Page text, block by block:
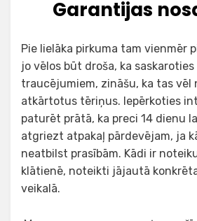
Garantijas
Pie lielāka pirkuma tam vienmēr
jo vēlos būt droša, ka
traucējumiem, zināšu, ka tas vēl
atkārtotus tēriņus. Iepērkoties
paturēt prātā, ka preci 14 dienu
atgriezt atpakaļ pārdevējam, ja
neatbilst prasībām. Kādi ir
klātienē, noteikti jājautā
veikalā.